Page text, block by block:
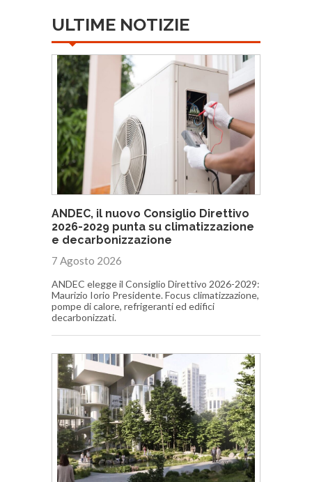
ULTIME NOTIZIE
ANDEC, il nuovo Consiglio Direttivo
2026-2029 punta su climatizzazione
e decarbonizzazione
7 Agosto 2026
ANDEC elegge il Consiglio Direttivo 2026-2029:
Maurizio Iorio Presidente. Focus climatizzazione,
pompe di calore, refrigeranti ed edifici
decarbonizzati.